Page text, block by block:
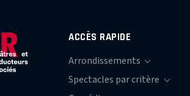
ACCÈS RAPIDE